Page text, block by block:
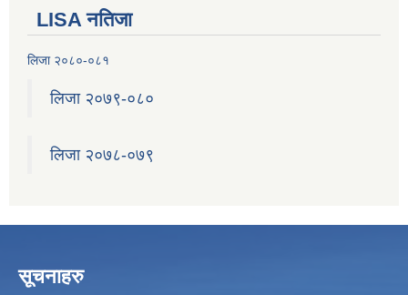
LISA नतिजा
लिजा २०८०-०८१
लिजा २०७९-०८०
लिजा २०७८-०७९
सूचनाहरु